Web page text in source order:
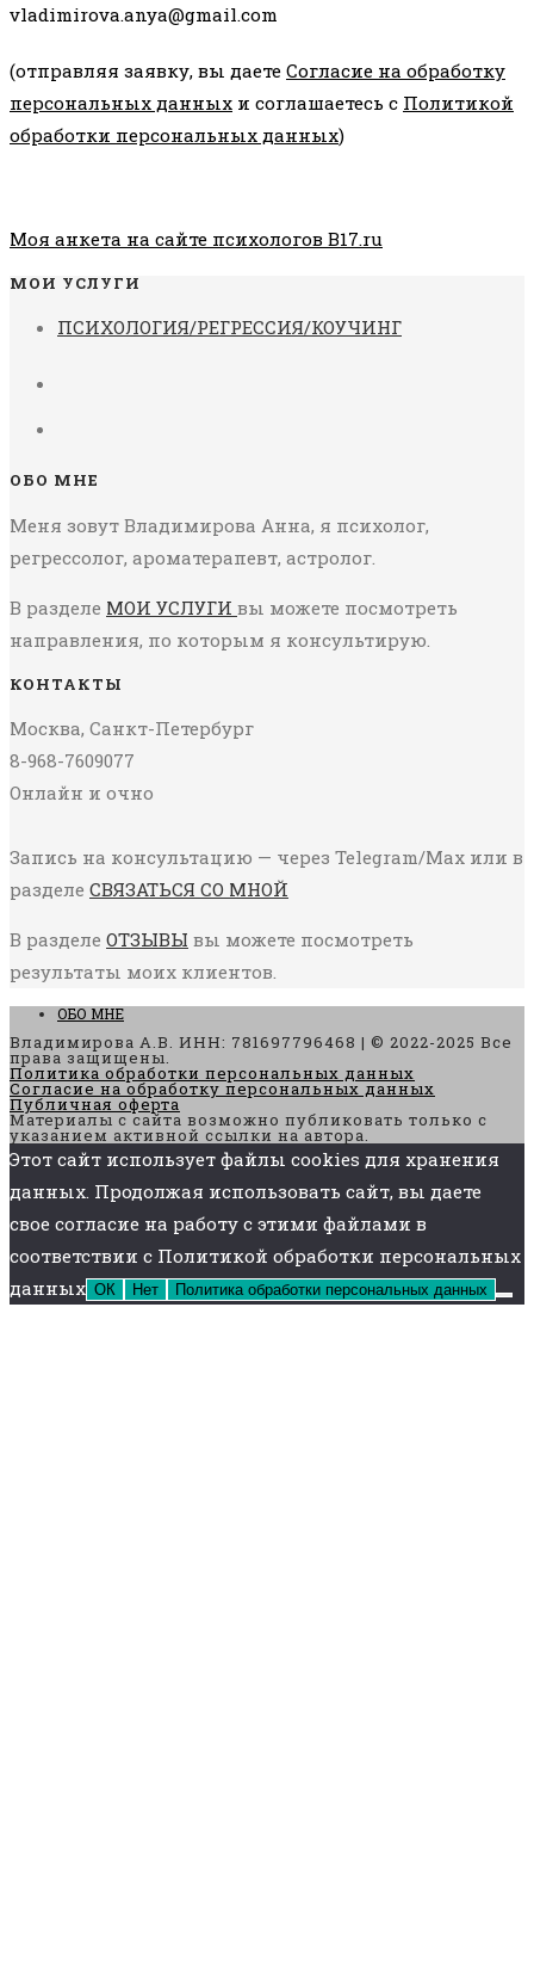
vladimirova.anya@gmail.com
(отправляя заявку, вы даете Согласие на обработку
персональных данных и соглашаетесь с Политикой
обработки персональных данных)
Моя анкета на сайте психологов B17.ru
МОИ УСЛУГИ
ПСИХОЛОГИЯ/РЕГРЕССИЯ/КОУЧИНГ
ОБО МНЕ
Меня зовут Владимирова Анна, я психолог,
регрессолог, ароматерапевт, астролог.
В разделе МОИ УСЛУГИ вы можете посмотреть
направления, по которым я консультирую.
КОНТАКТЫ
Москва, Санкт-Петербург
8-968-7609077
Онлайн и очно
Запись на консультацию — через Telegram/Max или в
разделе СВЯЗАТЬСЯ СО МНОЙ
В разделе ОТЗЫВЫ вы можете посмотреть
результаты моих клиентов.
ОБО МНЕ
Владимирова А.В. ИНН: 781697796468 | © 2022-2025 Все
права защищены.
Политика обработки персональных данных
Согласие на обработку персональных данных
Публичная оферта
Материалы с сайта возможно публиковать только с
указанием активной ссылки на автора.
Этот сайт использует файлы cookies для хранения
данных. Продолжая использовать сайт, вы даете
свое согласие на работу с этими файлами в
соответствии с Политикой обработки персональных
данных ОК Нет Политика обработки персональных данных